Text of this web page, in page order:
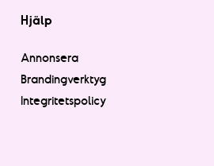
Hjälp
Annonsera
Brandingverktyg
Integritetspolicy